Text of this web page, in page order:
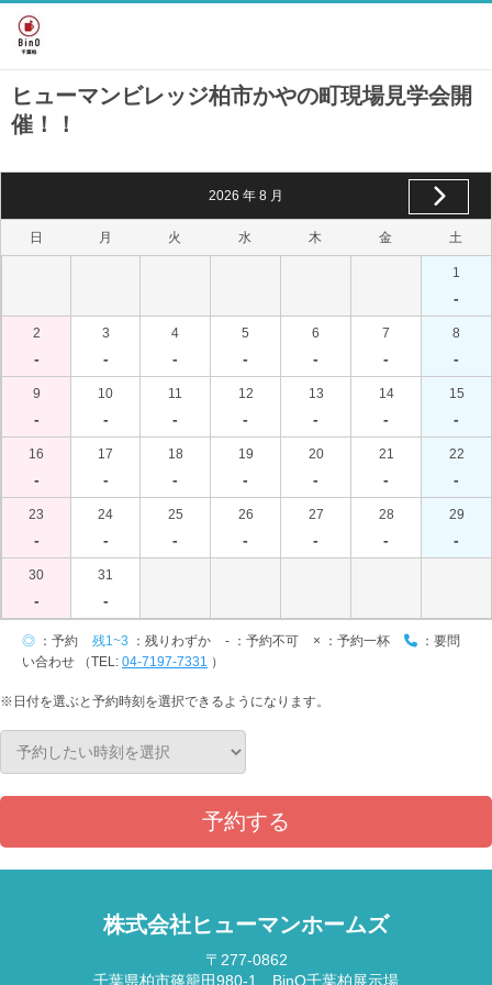
ヒューマンビレッジ柏市かやの町現場見学会開
催！！
2026 年 8 月
日 月 火 水 木 金 土
1
-
2
-
3
-
4
-
5
-
6
-
7
-
8
-
9
-
10
-
11
-
12
-
13
-
14
-
15
-
16
-
17
-
18
-
19
-
20
-
21
-
22
-
23
-
24
-
25
-
26
-
27
-
28
-
29
-
30
-
31
-
◎ ：予約 残1~3 ：残りわずか - ：予約不可 × ：予約一杯
：要問
い合わせ （TEL: 04-7197-7331 ）
※日付を選ぶと予約時刻を選択できるようになります。
予約する
株式会社ヒューマンホームズ
〒277-0862
千葉県柏市篠籠田980-1 BinO千葉柏展示場